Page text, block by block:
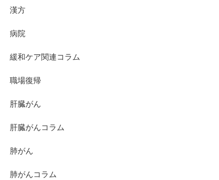
漢方
病院
緩和ケア関連コラム
職場復帰
肝臓がん
肝臓がんコラム
肺がん
肺がんコラム